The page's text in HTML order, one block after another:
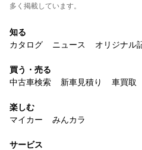
多く掲載しています。
知る
カタログ
ニュース オリジナル
買う・売る
中古車検索
新車見積り 車買取
楽しむ
マイカー
みんカラ
サービス